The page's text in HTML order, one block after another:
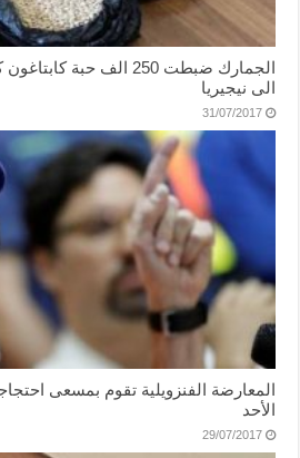
الجمارك ضبطت 250 الف حبة
الى نيجيريا
31/07/2017
المعارضة الفنزويلية تقوم بمسعى
الأحد
29/07/2017